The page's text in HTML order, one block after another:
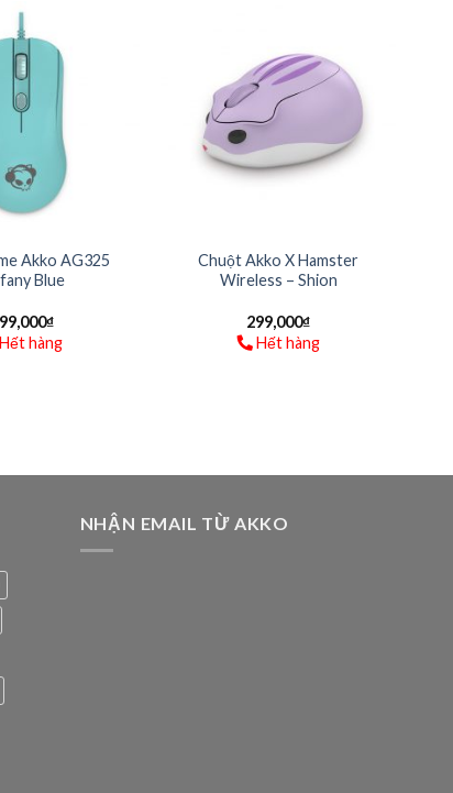
Akko AG325
Blue
₫
Hết hàng
Chuột Akko X Hamster
Wireless – Shion
299,000₫
Hết hàng
NHẬN EMAIL TỪ AKKO